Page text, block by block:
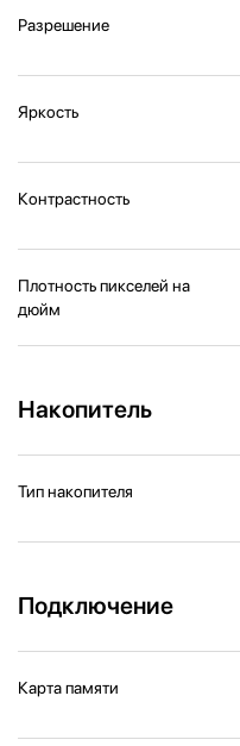
Разрешение
Яркость
Контрастность
Плотность пикселей на
дюйм
Накопитель
Тип накопителя
Подключение
Карта памяти